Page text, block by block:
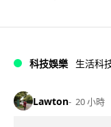
科技娛樂 生活科
Lawton 20 小時